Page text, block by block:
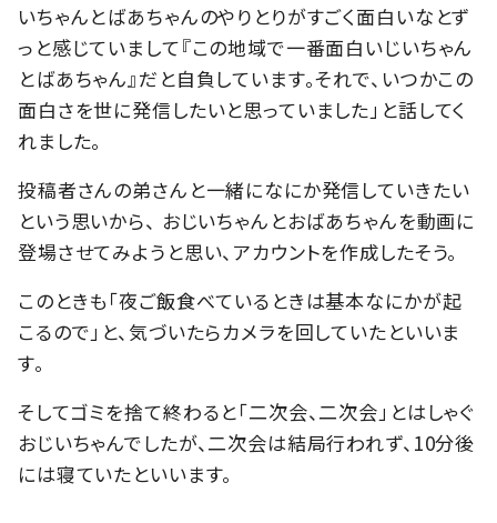
いちゃんとばあちゃんのやりとりがすごく面白いなとず
っと感じていまして『この地域で一番面白いじいちゃん
とばあちゃん』だと自負しています。それで、いつかこの
面白さを世に発信したいと思っていました」と話してく
れました。
投稿者さんの弟さんと一緒になにか発信していきたい
という思いから、 おじいちゃんとおばあちゃんを動画に
登場させてみようと思い、アカウントを作成したそう。
このときも「夜ご飯食べているときは基本なにかが起
こるので」と、気づいたらカメラを回していたといいま
す。
そしてゴミを捨て終わると「二次会、二次会」とはしゃぐ
おじいちゃんでしたが、二次会は結局行われず、10分後
には寝ていたといいます。